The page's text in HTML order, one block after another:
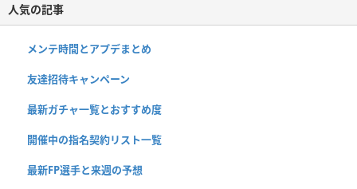
人気の記事
メンテ時間とアプデまとめ
友達招待キャンペーン
最新ガチャ一覧とおすすめ度
開催中の指名契約リスト一覧
最新FP選手と来週の予想